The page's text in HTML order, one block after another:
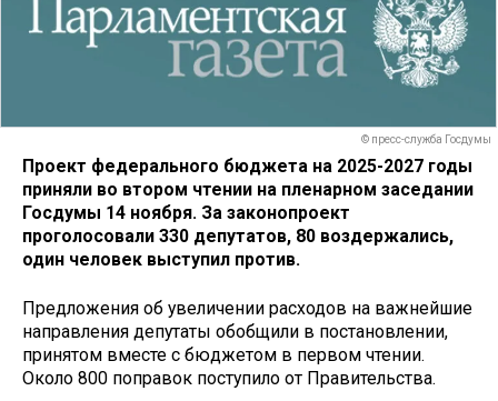
© пресс-служба Госдумы
Проект федерального бюджета на 2025-2027 годы
приняли во втором чтении на пленарном заседании
Госдумы 14 ноября. За законопроект
проголосовали 330 депутатов, 80 воздержались,
один человек выступил против.
Предложения об увеличении расходов на важнейшие
направления депутаты обобщили в постановлении,
принятом вместе с бюджетом в первом чтении.
Около 800 поправок поступило от Правительства.